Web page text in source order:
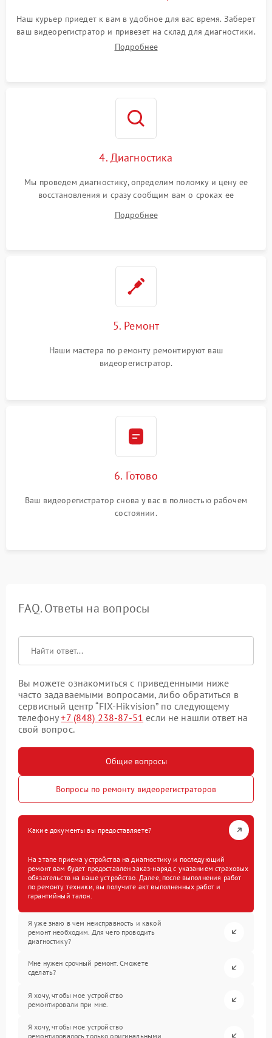
Наш курьер приедет к вам в удобное для вас время. Заберет
ваш видеорегистратор и привезет на склад для диагностики.
Подробнее
4. Диагностика
Мы проведем диагностику, определим поломку и цену ее
восстановления и сразу сообщим вам о сроках ее
Подробнее
5. Ремонт
Наши мастера по ремонту ремонтируют ваш
видеорегистратор.
6. Готово
Ваш видеорегистратор снова у вас в полностью рабочем
состоянии.
FAQ. Ответы на вопросы
Вы можете ознакомиться с приведенными ниже
часто задаваемыми вопросами, либо обратиться в
сервисный центр “FIX-Hikvision” по следующему
телефону+7 (848) 238-87-51 если не нашли ответ на
свой вопрос.
Общие вопросы
Вопросы по ремонту видеорегистраторов
Какие документы вы предоставляете?
На этапе приема устройства на диагностику и последующий
ремонт вам будет предоставлен заказ-наряд с указанием страховых
обязательств на ваше устройство. Далее, после выполнения работ
по ремонту техники, вы получите акт выполненных работ и
гарантийный талон.
Я уже знаю в чем неисправность и какой
ремонт необходим. Для чего проводить
диагностику?
Мне нужен срочный ремонт. Сможете
сделать?
Я хочу, чтобы мое устройство
ремонтировали при мне.
Я хочу, чтобы мое устройство
ремонтировалось только оригинальными